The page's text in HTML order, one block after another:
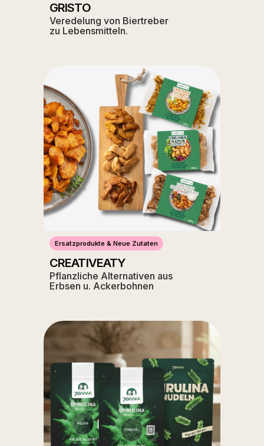
GRISTO
Veredelung von Biertreber
zu Lebensmitteln.
Ersatzprodukte & Neue Zutaten
CREATIVEATY
Pflanzliche Alternativen aus
Erbsen u. Ackerbohnen